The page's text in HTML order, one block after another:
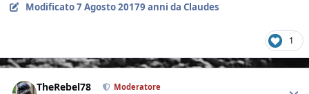
Modificato7 Agosto 20179 anni da Claudes
1
TheRebel78 Moderatore